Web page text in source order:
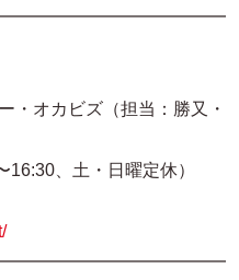
・オカビズ（担当：勝又・
、土・日曜定休）